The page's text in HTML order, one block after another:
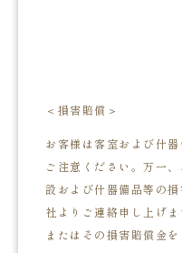
＜損害賠償＞
お客様は客室および什
ご注意ください。万一
設および什器備品等の
社よりご連絡申し上げ
またはその損害賠償金